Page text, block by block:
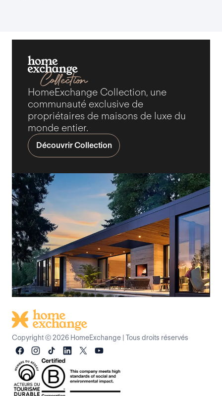
HomeExchange Collection, une
communauté exclusive de
propriétaires de maisons de luxe du
monde entier.
Découvrir Collection
Copyright © 2026 HomeExchange Tous droits réservés